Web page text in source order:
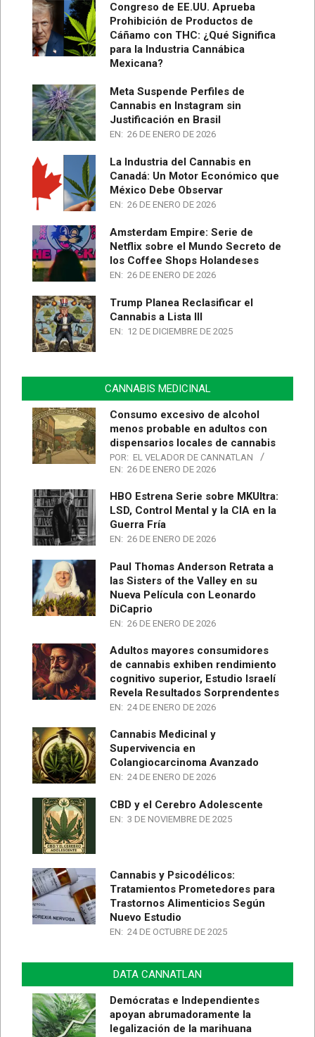
Congreso de EE.UU. Aprueba
Prohibición de Productos de
Cáñamo con THC: ¿Qué Significa
para la Industria Cannábica
Mexicana?
Meta Suspende Perfiles de
Cannabis en Instagram sin
Justificación en Brasil
EN: 26 DE ENERO DE 2026
La Industria del Cannabis en
Canadá: Un Motor Económico que
México Debe Observar
EN: 26 DE ENERO DE 2026
Amsterdam Empire: Serie de
Netflix sobre el Mundo Secreto de
los Coffee Shops Holandeses
EN: 26 DE ENERO DE 2026
Trump Planea Reclasificar el
Cannabis a Lista III
EN: 12 DE DICIEMBRE DE 2025
CANNABIS MEDICINAL
Consumo excesivo de alcohol
menos probable en adultos con
dispensarios locales de cannabis
POR: EL VELADOR DE CANNATLAN
EN: 26 DE ENERO DE 2026
HBO Estrena Serie sobre MKUltra:
LSD, Control Mental y la CIA en la
Guerra Fría
EN: 26 DE ENERO DE 2026
Paul Thomas Anderson Retrata a
las Sisters of the Valley en su
Nueva Película con Leonardo
DiCaprio
EN: 26 DE ENERO DE 2026
Adultos mayores consumidores
de cannabis exhiben rendimiento
cognitivo superior, Estudio Israelí
Revela Resultados Sorprendentes
EN: 24 DE ENERO DE 2026
Cannabis Medicinal y
Supervivencia en
Colangiocarcinoma Avanzado
EN: 24 DE ENERO DE 2026
CBD y el Cerebro Adolescente
EN: 3 DE NOVIEMBRE DE 2025
Cannabis y Psicodélicos:
Tratamientos Prometedores para
Trastornos Alimenticios Según
Nuevo Estudio
EN: 24 DE OCTUBRE DE 2025
DATA CANNATLAN
Demócratas e Independientes
apoyan abrumadoramente la
legalización de la marihuana